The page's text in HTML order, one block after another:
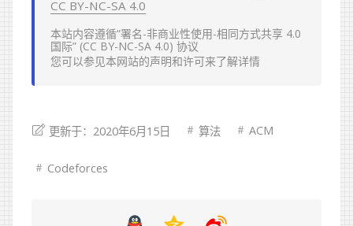
CC BY-NC-SA 4.0
本站内容遵循“署名-非商业性使用-相同方式共享 4.0
国际” (CC BY-NC-SA 4.0) 协议
您可以参见本网站的声明和许可来了解详情
更新于：2020年6月15日 算法 ACM
Codeforces